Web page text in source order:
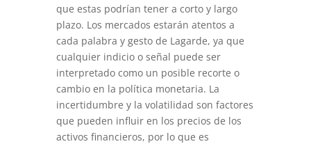
que estas podrían tener a corto y largo
plazo. Los mercados estarán atentos a
cada palabra y gesto de Lagarde, ya que
cualquier indicio o señal puede ser
interpretado como un posible recorte o
cambio en la política monetaria. La
incertidumbre y la volatilidad son factores
que pueden influir en los precios de los
activos financieros, por lo que es